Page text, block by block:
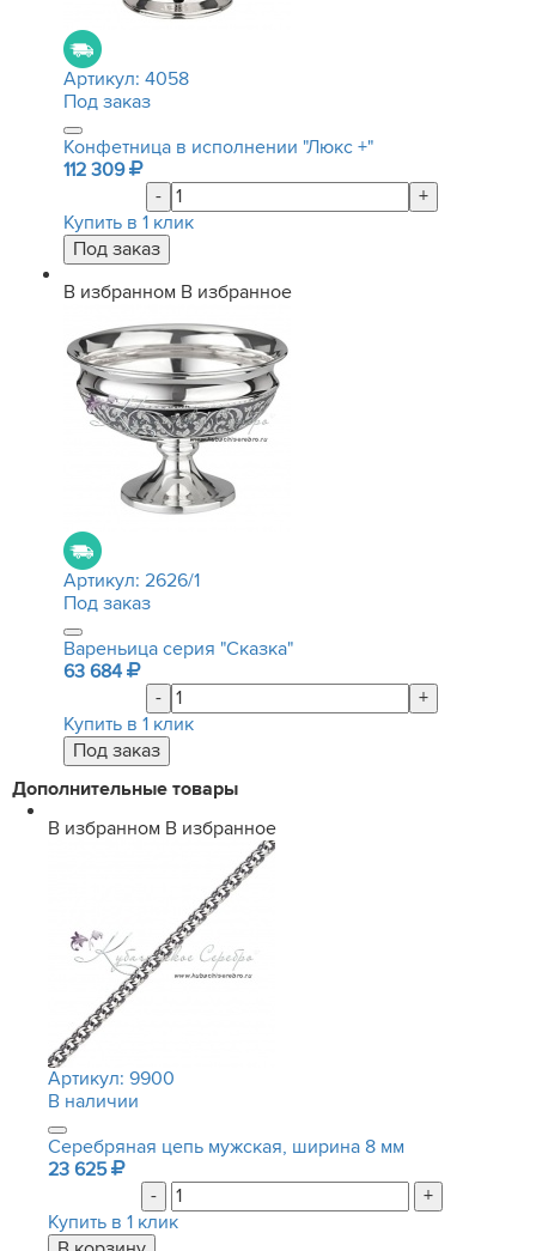
Артикул: 4058
Под заказ
Конфетница в исполнении "Люкс +"
112 309
-
+
Купить в 1 клик
В избранном В избранное
Артикул: 2626/1
Под заказ
Вареньица серия "Сказка"
63 684
-
+
Купить в 1 клик
Дополнительные товары
В избранном В избранное
Артикул: 9900
В наличии
Серебряная цепь мужская, ширина 8 мм
23 625
-
+
Купить в 1 клик